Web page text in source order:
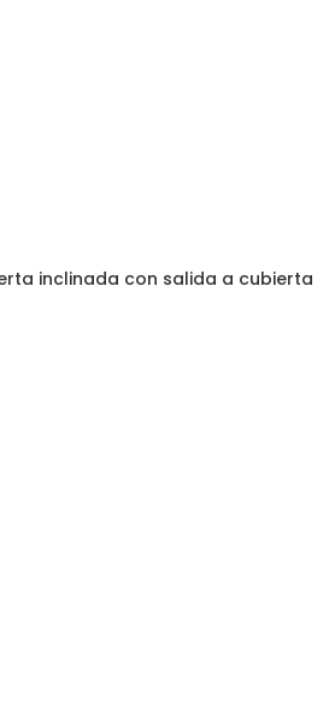
inclinada con salida a cubierta